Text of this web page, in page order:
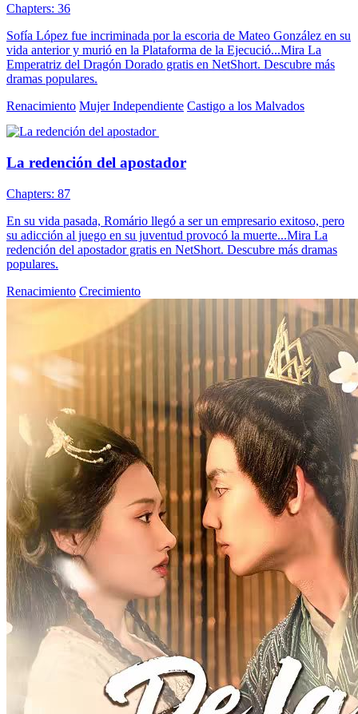
Chapters: 36
Sofía López fue incriminada por la escoria de Mateo González en su
vida anterior y murió en la Plataforma de la Ejecució...Mira La
Emperatriz del Dragón Dorado gratis en NetShort. Descubre más
dramas populares.
Renacimiento Mujer Independiente Castigo a los Malvados
La redención del apostador
Chapters: 87
En su vida pasada, Romário llegó a ser un empresario exitoso, pero
su adicción al juego en su juventud provocó la muerte...Mira La
redención del apostador gratis en NetShort. Descubre más dramas
populares.
Renacimiento Crecimiento